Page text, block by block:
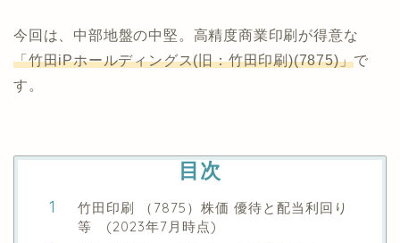
今回は、中部地盤の中堅。高精度商業印刷が得意な
「竹田iPホールディングス(旧：竹田印刷)(7875)」で
す。
目次
竹田印刷 （7875）株価 優待と配当利回り
等 (2023年7月時点)